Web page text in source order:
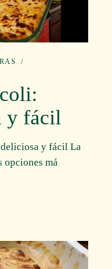
y fácil
y fácil La
opciones má